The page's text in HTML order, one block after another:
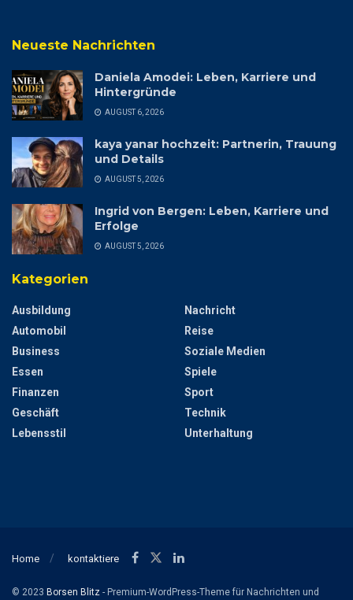
Neueste Nachrichten
Daniela Amodei: Leben, Karriere und
Hintergründe
AUGUST 6, 2026
kaya yanar hochzeit: Partnerin, Trauung
und Details
AUGUST 5, 2026
Ingrid von Bergen: Leben, Karriere und
Erfolge
AUGUST 5, 2026
Kategorien
Ausbildung
Automobil
Business
Essen
Finanzen
Geschäft
Lebensstil
Nachricht
Reise
Soziale Medien
Spiele
Sport
Technik
Unterhaltung
Home kontaktiere
© 2023 Borsen Blitz - Premium-WordPress-Theme für Nachrichten und